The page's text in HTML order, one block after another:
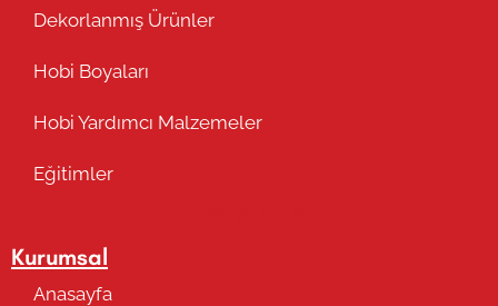
Dekorlanmış Ürünler
Hobi Boyaları
Hobi Yardımcı Malzemeler
Eğitimler
Kurumsal
Anasayfa